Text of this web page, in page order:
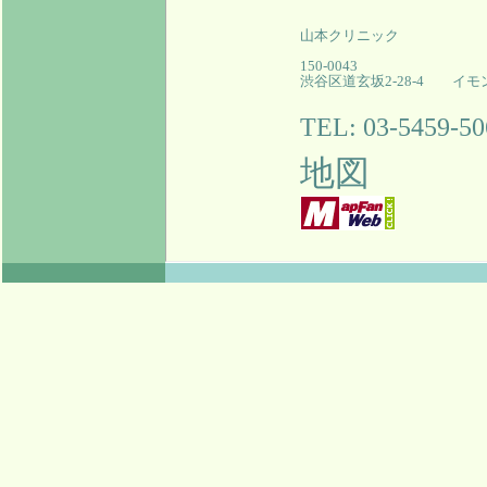
山本クリニック
150-0043
渋谷区道玄坂2-28-4 イモ
TEL: 03-5459-
地図